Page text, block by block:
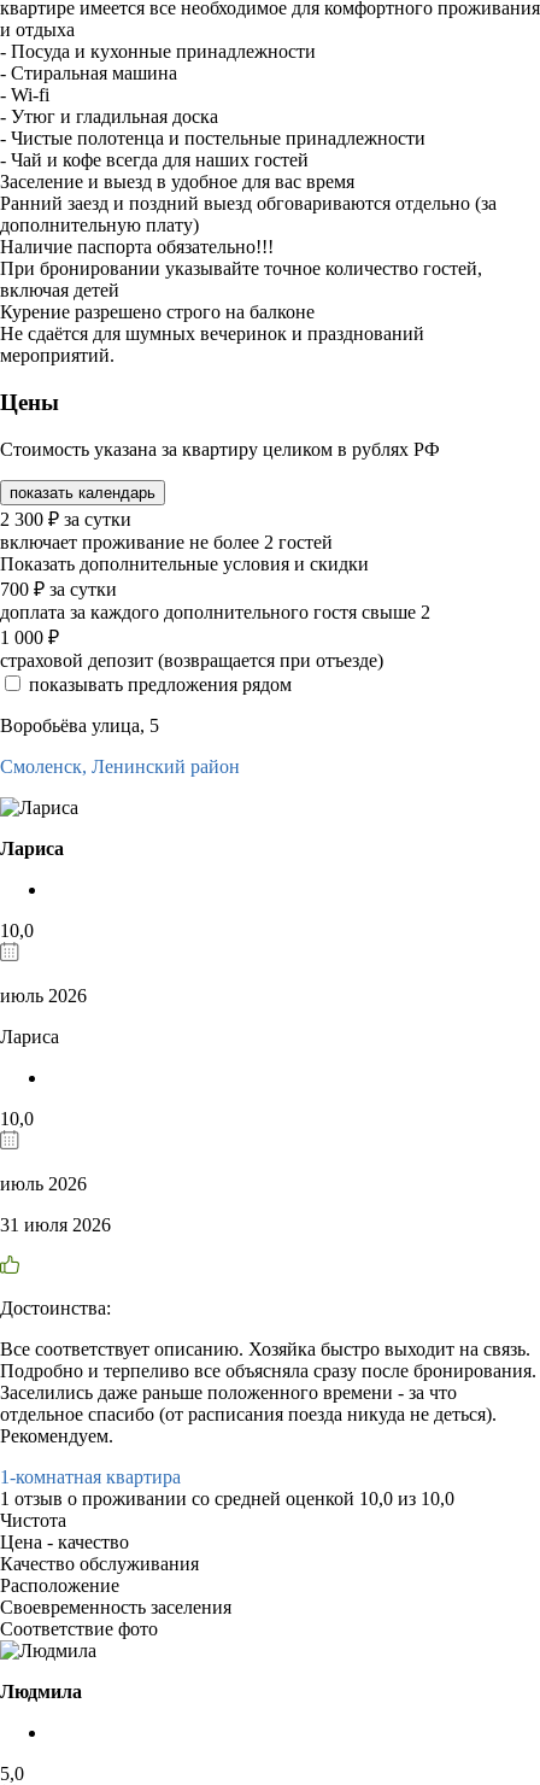
квартире имеется все необходимое для комфортного проживания
и отдыха
- Посуда и кухонные принадлежности
- Стиральная машина
- Wi-fi
- Утюг и гладильная доска
- Чистые полотенца и постельные принадлежности
- Чай и кофе всегда для наших гостей
Заселение и выезд в удобное для вас время
Ранний заезд и поздний выезд обговариваются отдельно (за
дополнительную плату)
Наличие паспорта обязательно!!!
При бронировании указывайте точное количество гостей,
включая детей
Курение разрешено строго на балконе
Не сдаётся для шумных вечеринок и празднований
мероприятий.
Цены
Стоимость указана за квартиру целиком в рублях РФ
показать календарь
2 300 ₽ за сутки
включает проживание не более 2 гостей
Показать дополнительные условия и скидки
700 ₽ за сутки
доплата за каждого дополнительного гостя свыше 2
1 000 ₽
страховой депозит (возвращается при отъезде)
показывать предложения рядом
Воробьёва улица, 5
Смоленск, Ленинский район
Лариса
10,0
июль 2026
Лариса
10,0
июль 2026
31 июля 2026
Достоинства:
Все соответствует описанию. Хозяйка быстро выходит на связь.
Подробно и терпеливо все объясняла сразу после бронирования.
Заселились даже раньше положенного времени - за что
отдельное спасибо (от расписания поезда никуда не деться).
Рекомендуем.
1-комнатная квартира
1 отзыв о проживании со средней оценкой 10,0 из 10,0
Чистота
Цена - качество
Качество обслуживания
Расположение
Своевременность заселения
Соответствие фото
Людмила
5,0